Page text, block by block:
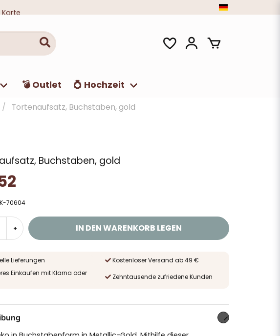
💣 Outlet 💍 Hochzeit
Tortenaufsatz, Buchstaben, gold
Buchstaben, gold
70604
+ IN DEN WARENKORB LEGEN
Lieferungen
Kostenloser Versand ab 49 €
Einkaufen mit Klarna oder
Zehntausende zufriedene Kunden